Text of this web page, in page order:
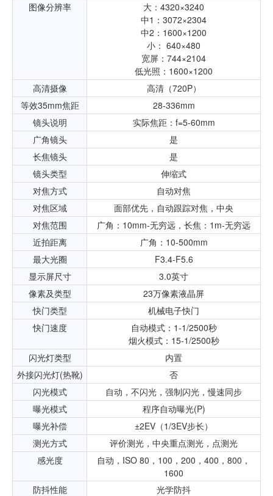
图像分辨率
大：4320×3240
中1：3072×2304
中2：1600×1200
小： 640×480
宽屏：744×2104
低光照：1600×1200
高清摄像
高清（720P）
等效35mm焦距
28-336mm
镜头说明
实际焦距：f=5-60mm
广角镜头
是
长焦镜头
是
镜头类型
伸缩式
对焦方式
自动对焦
对焦区域
面部优先，自动跟踪对焦，中央
对焦范围
广角：10mm-无穷远，长焦：1m-无穷远
近拍距离
广角：10-500mm
最大光圈
F3.4-F5.6
显示屏尺寸
3.0英寸
像素及类型
23万像素液晶屏
快门类型
机械电子快门
快门速度
自动模式：1-1/2500秒
烟火模式：15-1/2500秒
闪光灯类型
内置
外接闪光灯(热靴)
否
闪光模式
自动，不闪光，强制闪光，慢速同步
曝光模式
程序自动曝光(P)
曝光补偿
±2EV（1/3EV步长）
测光方式
评价测光，中央重点测光，点测光
感光度
自动，ISO 80，100，200，400，800，
1600
防抖性能
光学防抖